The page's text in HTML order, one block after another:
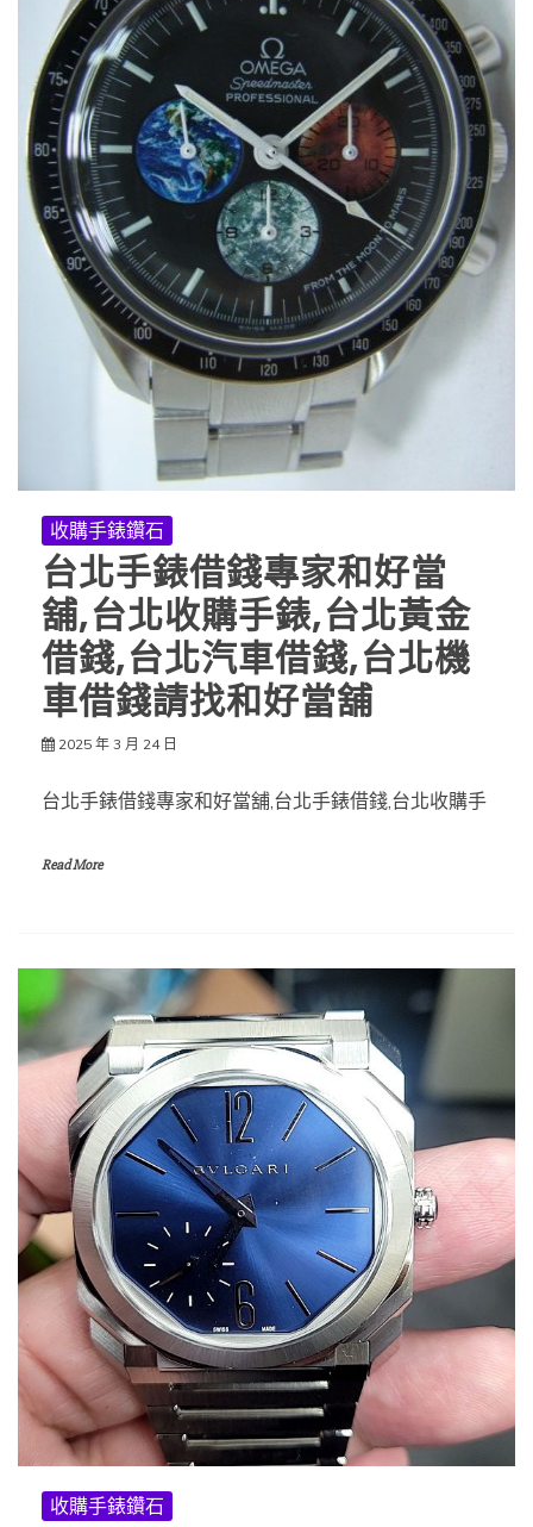
收購手錶鑽石
台北手錶借錢專家和好當
舖,台北收購手錶,台北黃金
借錢,台北汽車借錢,台北機
車借錢請找和好當舖
2025 年 3 月 24 日
台北手錶借錢專家和好當舖,台北手錶借錢,台北收購手
Read More
收購手錶鑽石